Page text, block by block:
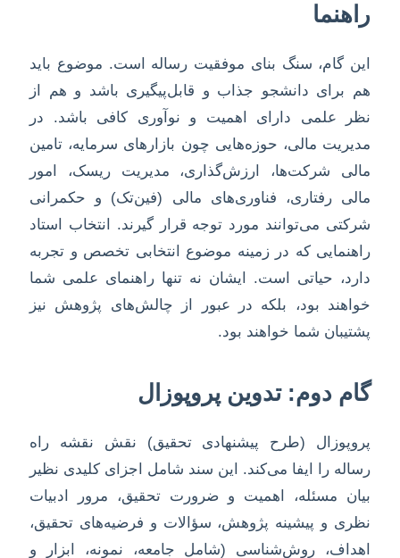
راهنما
این گام، سنگ بنای موفقیت رساله است. موضوع باید
هم برای دانشجو جذاب و قابل‌پیگیری باشد و هم از
نظر علمی دارای اهمیت و نوآوری کافی باشد. در
مدیریت مالی، حوزه‌هایی چون بازارهای سرمایه، تامین
مالی شرکت‌ها، ارزش‌گذاری، مدیریت ریسک، امور
مالی رفتاری، فناوری‌های مالی (فین‌تک) و حکمرانی
شرکتی می‌توانند مورد توجه قرار گیرند. انتخاب استاد
راهنمایی که در زمینه موضوع انتخابی تخصص و تجربه
دارد، حیاتی است. ایشان نه تنها راهنمای علمی شما
خواهند بود، بلکه در عبور از چالش‌های پژوهش نیز
پشتیبان شما خواهند بود.
گام دوم: تدوین پروپوزال
پروپوزال (طرح پیشنهادی تحقیق) نقش نقشه راه
رساله را ایفا می‌کند. این سند شامل اجزای کلیدی نظیر
بیان مسئله، اهمیت و ضرورت تحقیق، مرور ادبیات
نظری و پیشینه پژوهش، سؤالات و فرضیه‌های تحقیق،
اهداف، روش‌شناسی (شامل جامعه، نمونه، ابزار و